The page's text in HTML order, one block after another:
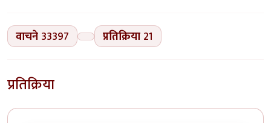
वाचने 33397 प्रतिक्रिया 21
प्रतिक्रिया